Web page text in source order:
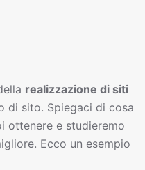
realizzazione di siti
di sito. Spiegaci di cosa
ottenere e studieremo
Ecco un esempio